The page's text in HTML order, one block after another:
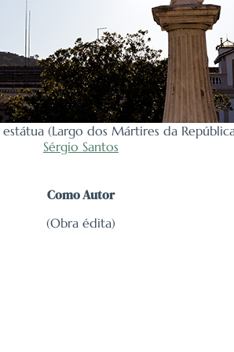
(Largo dos Mártires da
Sérgio Santos
Como Autor
(Obra édita)